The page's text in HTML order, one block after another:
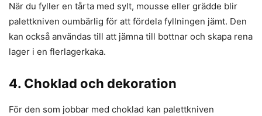
När du fyller en tårta med sylt, mousse eller grädde blir
palettkniven oumbärlig för att fördela fyllningen jämt. Den
kan också användas till att jämna till bottnar och skapa rena
lager i en flerlagerkaka.
4. Choklad och dekoration
För den som jobbar med choklad kan palettkniven